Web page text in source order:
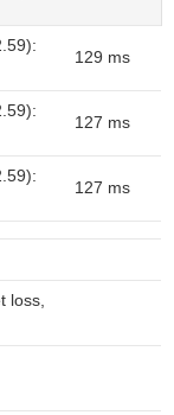
129 ms
127 ms
127 ms
loss,